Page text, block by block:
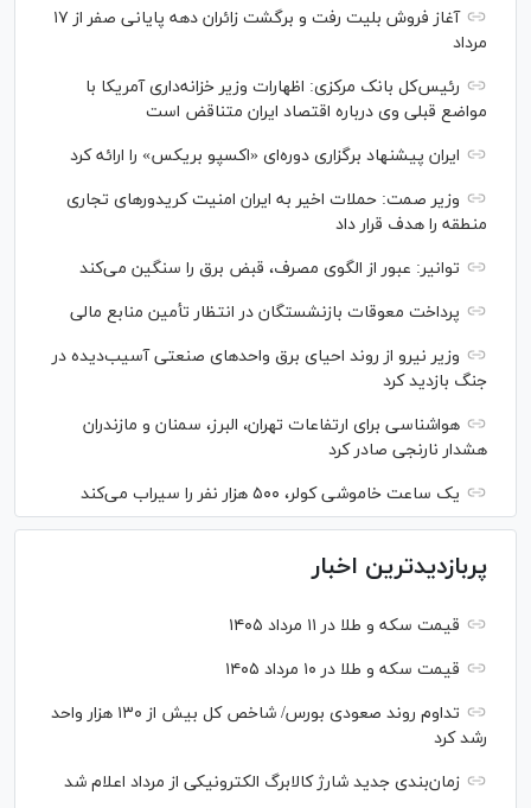
آغاز فروش بلیت رفت و برگشت زائران دهه پایانی صفر از ۱۷
مرداد
رئیس‌کل بانک مرکزی: اظهارات وزیر خزانه‌داری آمریکا با
مواضع قبلی وی درباره اقتصاد ایران متناقض است
ایران پیشنهاد برگزاری دوره‌ای «اکسپو بریکس» را ارائه کرد
وزیر صمت: حملات اخیر به ایران امنیت کریدورهای تجاری
منطقه را هدف قرار داد
توانیر: عبور از الگوی مصرف، قبض برق را سنگین می‌کند
پرداخت معوقات بازنشستگان در انتظار تأمین منابع مالی
وزیر نیرو از روند احیای برق واحدهای صنعتی آسیب‌دیده در
جنگ بازدید کرد
هواشناسی برای ارتفاعات تهران، البرز، سمنان و مازندران
هشدار نارنجی صادر کرد
یک ساعت خاموشی کولر، ۵۰۰ هزار نفر را سیراب می‌کند
پربازدیدترین اخبار
قیمت سکه و طلا در ۱۱ مرداد ۱۴۰۵
قیمت سکه و طلا در ۱۰ مرداد ۱۴۰۵
تداوم روند صعودی بورس/ شاخص کل بیش از ۱۳۰ هزار واحد
رشد کرد
زمان‌بندی جدید شارژ کالابرگ الکترونیکی از مرداد اعلام شد